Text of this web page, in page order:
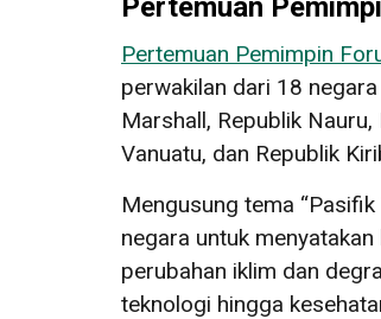
Pertemuan Pemimpin
perwakilan dari 18
Marshall, Republik
Vanuatu, dan Republik
Mengusung tema
negara untuk
perubahan iklim dan
teknologi hingga